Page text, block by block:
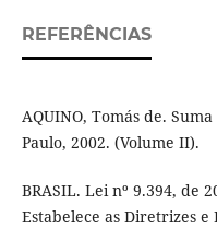
REFERÊNCIAS
AQUINO, Tomás de.
Paulo, 2002. (Volume II).
BRASIL. Lei nº 9.394, de
Estabelece as Diretrizes e